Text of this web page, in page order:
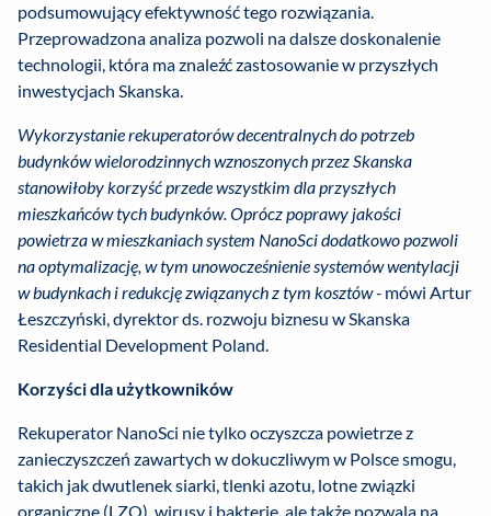
podsumowujący efektywność tego rozwiązania.
Przeprowadzona analiza pozwoli na dalsze doskonalenie
technologii, która ma znaleźć zastosowanie w przyszłych
inwestycjach Skanska.
Wykorzystanie rekuperatorów decentralnych do potrzeb
budynków wielorodzinnych wznoszonych przez Skanska
stanowiłoby korzyść przede wszystkim dla przyszłych
mieszkańców tych budynków. Oprócz poprawy jakości
powietrza w mieszkaniach system NanoSci dodatkowo pozwoli
naoptymalizację, w tym unowocześnienie systemów wentylacji
w budynkach i redukcję związanych z tym kosztów - mówi Artur
Łeszczyński, dyrektor ds. rozwoju biznesu w Skanska
Residential Development Poland.
Korzyści dla użytkowników
Rekuperator NanoSci nie tylko oczyszcza powietrze z
zanieczyszczeń zawartych w dokuczliwym w Polsce smogu,
takich jak dwutlenek siarki, tlenki azotu, lotne związki
organiczne (LZO), wirusy i bakterie, ale także pozwala na